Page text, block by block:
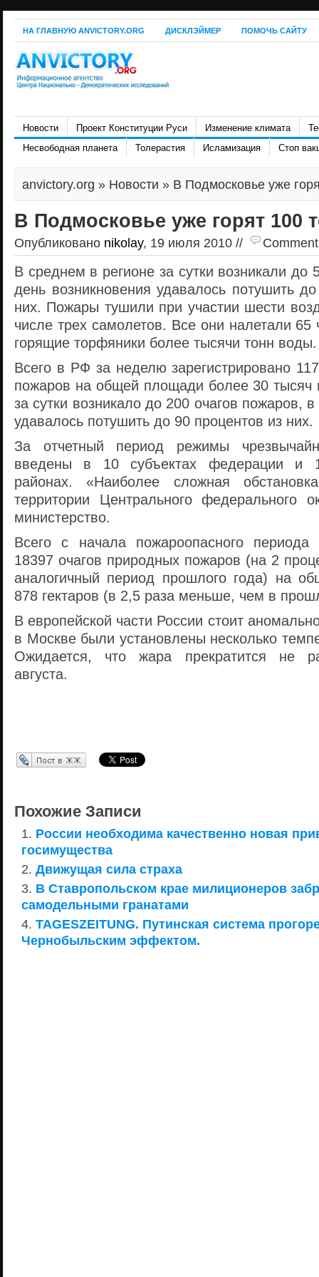
НА ГЛАВНУЮ ANVICTORY.ORG ДИСКЛЭЙМЕР ПОМОЧЬ САЙТУ
Новости Проект Конституции Руси Изменение климата
Несвободная планета
Толерастия Исламизация Стоп
anvictory.org » Новости » В Подмосковье уже
В Подмосковье уже горят 100
Опубликовано nikolay, 19 июля 2010 //
В среднем в регионе за сутки возникали до
день возникновения удавалось потушить
них. Пожары тушили при участии шести
числе трех самолетов. Все они налетали 65
горящие торфяники более тысячи тонн воды.
Всего в РФ за неделю зарегистрировано
пожаров на общей площади более 30 тысяч
за сутки возникало до 200 очагов пожаров,
удавалось потушить до 90 процентов из них.
За отчетный период режимы
введены в 10 субъектах федерации и
районах. «Наиболее сложная
территории Центрального федерального
министерство.
Всего с начала пожароопасного
18397 очагов природных пожаров (на 2
аналогичный период прошлого года) на
878 гектаров (в 2,5 раза меньше, чем в
В европейской части России стоит
в Москве были установлены несколько
Ожидается, что жара прекратится не
августа.
Перепост в ЖЖ
Похожие Записи
России необходима качественно новая
госимущества
Движущая сила страха
В Ставропольском крае милиционеров
самодельными гранатами
TAGESZEITUNG. Путинская система
Чернобыльским эффектом.